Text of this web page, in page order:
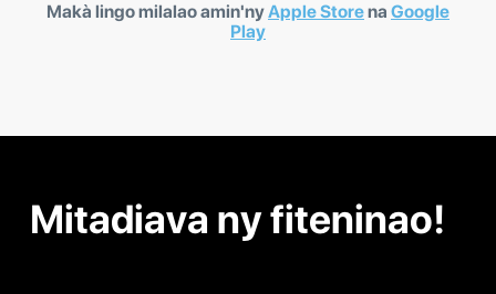
Makà lingo milalao amin'nyApple Storena Google
Play
Mitadiava ny fiteninao!